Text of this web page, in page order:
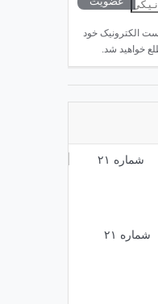
الکترونیک خود
خواهید شد.
شماره ۲۱